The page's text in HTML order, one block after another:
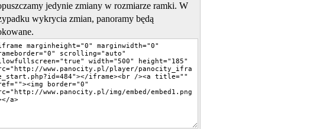
jedynie zmiany w rozmiarze ramki. W
wykrycia zmian, panoramy będą